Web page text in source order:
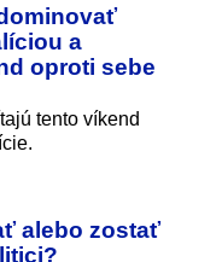
a
oproti sebe
tento víkend
alebo zostať